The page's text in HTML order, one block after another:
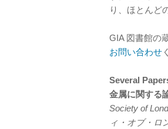
り、ほとんど
GIA 図書館の
お問い合わせ
Several
金属に関する
Society of
ィ・オブ・ロ